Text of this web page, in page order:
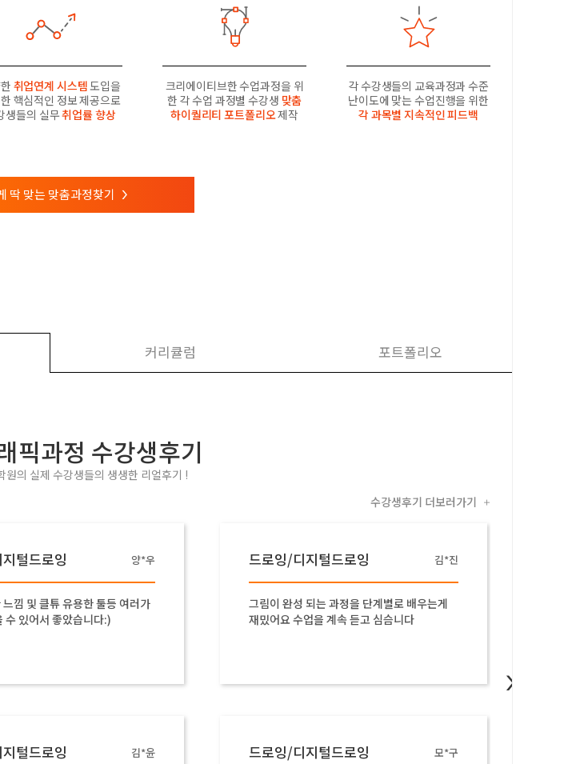
취업연계 시스템도입을
핵심적인 정보 제공으로
생들의 실무취업률 향상
크리에이티브한 수업과정을 위
한 각 수업 과정별 수강생 맞춤
하이퀄리티 포트폴리오제작
각 수강생들의 교육과정과 수준
난이도에 맞는 수업진행을 위한
각 과목별 지속적인 피드백
딱 맞는 맞춤과정찾기 >
커리큘럼 포트폴리오
픽과정 수강생후기
원의 실제 수강생들의 생생한 리얼후기 !
수강생후기 더보러가기
+
털드로잉 양*우
낌 및 클튜 유용한 툴등 여러가
수 있어서 좋았습니다:)
털드로잉 김*윤
드로잉/디지털드로잉 김*진
그림이 완성 되는 과정을 단계별로 배우는게
재밌어요 수업을 계속 듣고 심슴니다
드로잉/디지털드로잉 모*구
>